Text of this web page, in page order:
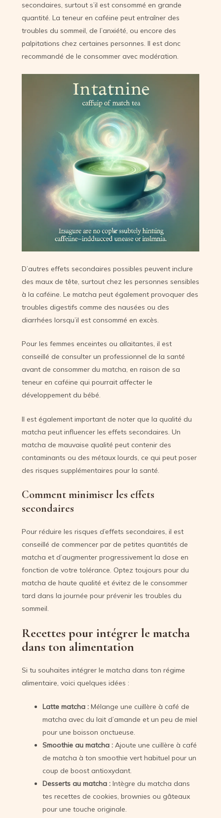
secondaires, surtout s’il est consommé en grande
quantité. La teneur en caféine peut entraîner des
troubles du sommeil, de l’anxiété, ou encore des
palpitations chez certaines personnes. Il est donc
recommandé de le consommer avec modération.
D’autres effets secondaires possibles peuvent inclure
des maux de tête, surtout chez les personnes sensibles
à la caféine. Le matcha peut également provoquer des
troubles digestifs comme des nausées ou des
diarrhées lorsqu’il est consommé en excès.
Pour les femmes enceintes ou allaitantes, il est
conseillé de consulter un professionnel de la santé
avant de consommer du matcha, en raison de sa
teneur en caféine qui pourrait affecter le
développement du bébé.
Il est également important de noter que la qualité du
matcha peut influencer les effets secondaires. Un
matcha de mauvaise qualité peut contenir des
contaminants ou des métaux lourds, ce qui peut poser
des risques supplémentaires pour la santé.
Comment minimiser les effets
secondaires
Pour réduire les risques d’effets secondaires, il est
conseillé de commencer par de petites quantités de
matcha et d’augmenter progressivement la dose en
fonction de votre tolérance. Optez toujours pour du
matcha de haute qualité et évitez de le consommer
tard dans la journée pour prévenir les troubles du
sommeil.
Recettes pour intégrer le matcha
dans ton alimentation
Si tu souhaites intégrer le matcha dans ton régime
alimentaire, voici quelques idées :
Latte matcha : Mélange une cuillère à café de
matcha avec du lait d’amande et un peu de miel
pour une boisson onctueuse.
Smoothie au matcha : Ajoute une cuillère à café
de matcha à ton smoothie vert habituel pour un
coup de boost antioxydant.
Desserts au matcha : Intègre du matcha dans
tes recettes de cookies, brownies ou gâteaux
pour une touche originale.